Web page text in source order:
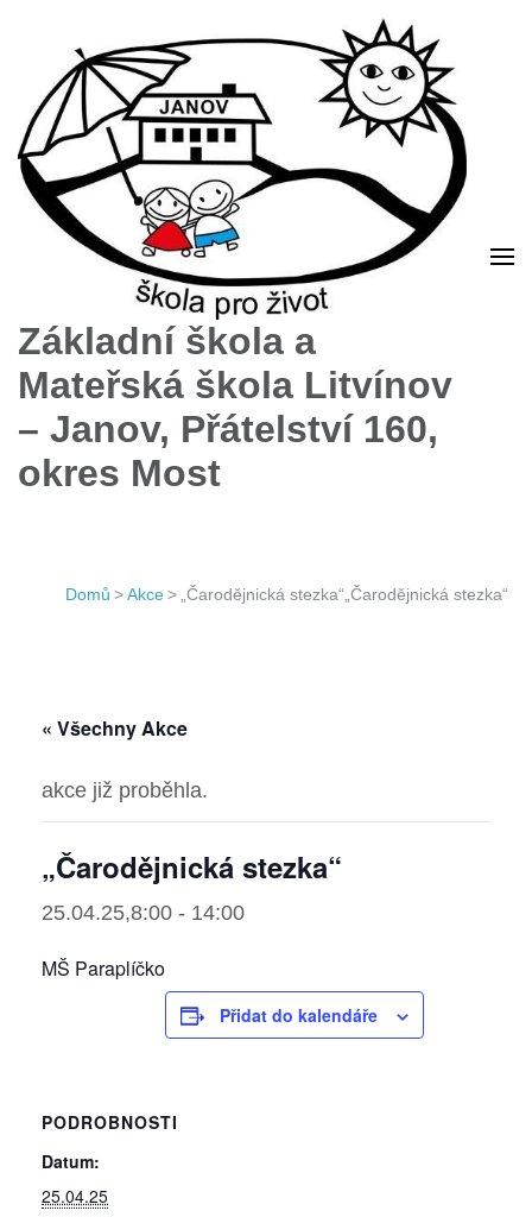
Základní škola a
Mateřská škola Litvínov
– Janov, Přátelství 160,
okres Most
Domů >Akce>„Čarodějnická stezka“„Čarodějnická stezka“
« Všechny Akce
akce již proběhla.
„Čarodějnická stezka“
25.04.25,8:00 - 14:00
MŠ Paraplíčko
Přidat do kalendáře
PODROBNOSTI
Datum:
25.04.25